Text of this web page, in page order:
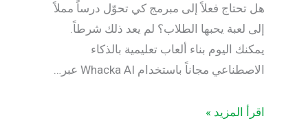
هل تحتاج فعلاً إلى مبرمج كي تحوّل درساً مملاً
إلى لعبة يحبها الطلاب؟ لم يعد ذلك شرطاً.
يمكنك اليوم بناء ألعاب تعليمية بالذكاء
الاصطناعي مجاناً باستخدام Whacka AI عبر…
اقرأ المزيد »